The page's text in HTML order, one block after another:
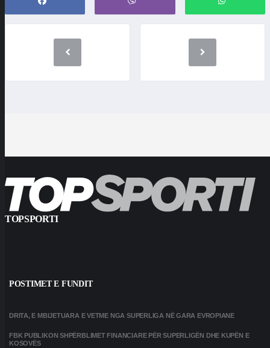
TOPSPORTI
POSTIMET E FUNDIT
DRITA, E MBIJETUARA E VETME NGA SUPERLIGA NË GARA EVROPIANE
FBK PUBLIKON SHPËRBLIMET FINANCIARE PËR SUPERLIGËN DHE KUPËN E
KOSOVËS